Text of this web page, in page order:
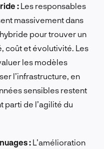
: Les responsables
massivement dans
pour trouver un
coût et évolutivité. Les
les modèles
l’infrastructure, en
sensibles restent
parti de l’agilité du
: L’amélioration